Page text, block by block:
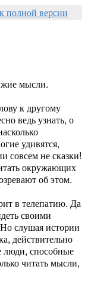
к полной версии
мысли.
к другому
ведь узнать, о
удивятся,
совсем не сказки!
окружающих
об этом.
в телепатию. Да
своими
слушая истории
действительно
люди, способные
читать мысли,